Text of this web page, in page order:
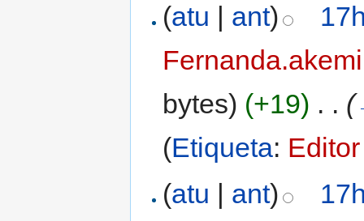
(atu | ant)
Fernanda.akemi
bytes) (+19) . . (
(Etiqueta:
(atu ant)